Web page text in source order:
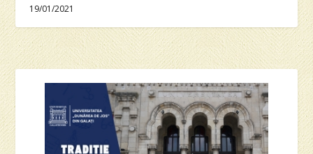
19/01/2021